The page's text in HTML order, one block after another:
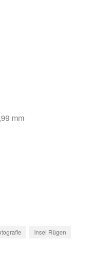
mm
Insel Rügen